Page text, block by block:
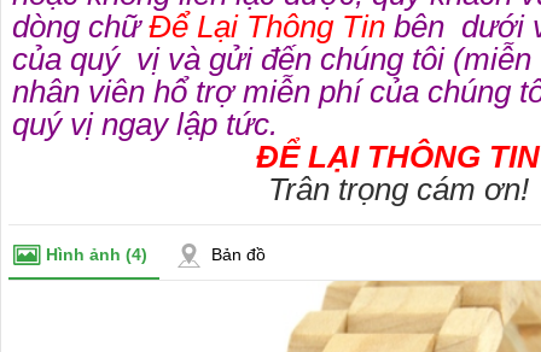
dòng chữĐể Lại Thông Tin bên dưới
của quý vị và gửi đến chúng tôi
nhân viên hổ trợ miễn phí của chúng
quý vị ngay lập tức.
ĐỂ LẠI THÔNG TIN
Trân trọng cám ơn!
Hình ảnh (4) Bản đồ